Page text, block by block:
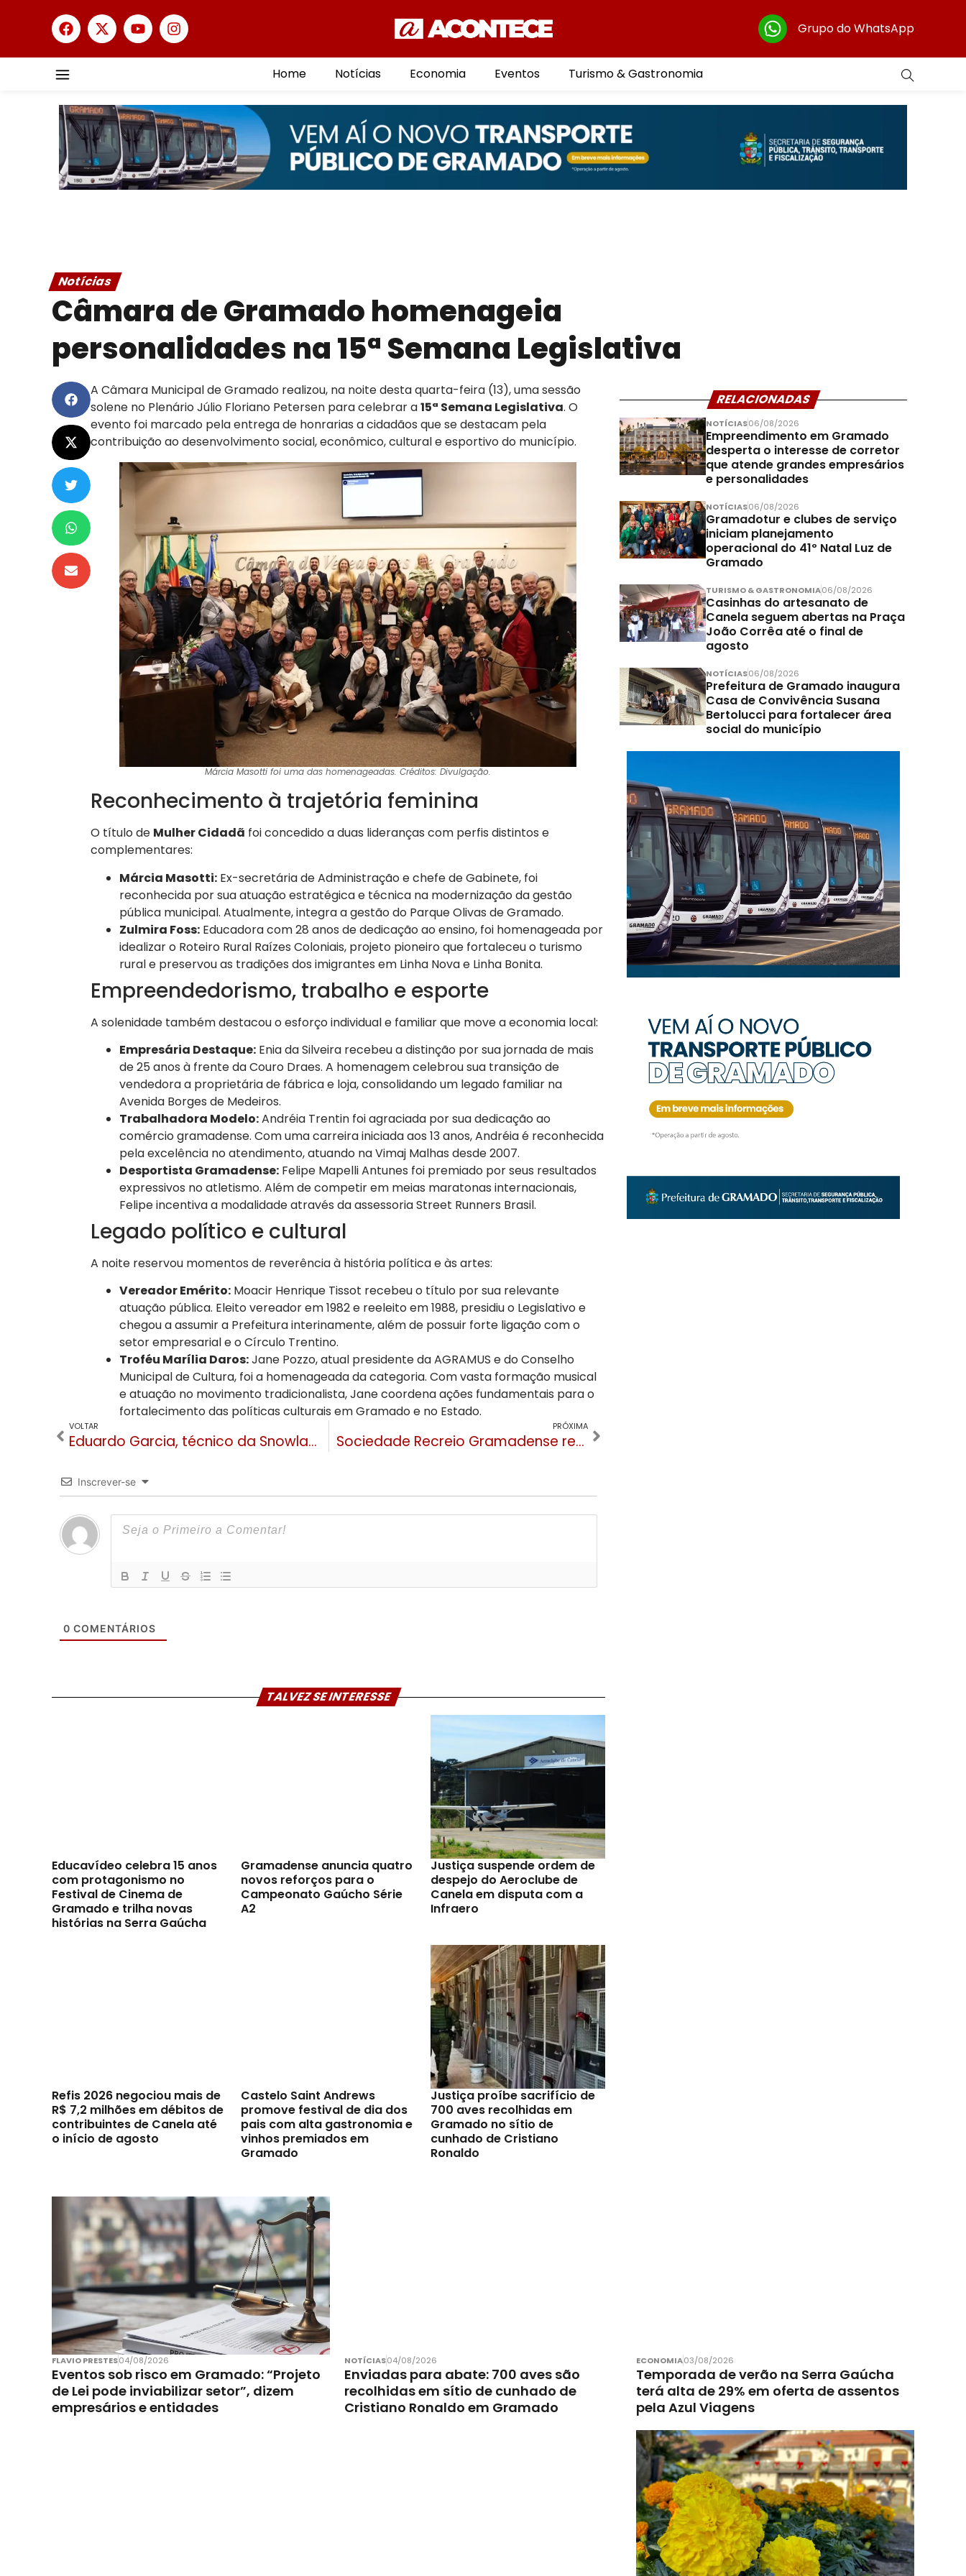
Grupo do WhatsApp
Home Notícias Economia Eventos Turismo & Gastronomia
Notícias
Câmara de Gramado homenageia
personalidades na 15ª Semana Legislativa
A Câmara Municipal de Gramado realizou, na noite desta quarta-feira (13), uma sessão
solene no Plenário Júlio Floriano Petersen para celebrar a15ª Semana Legislativa. O
evento foi marcado pela entrega de honrarias a cidadãos que se destacam pela
contribuição ao desenvolvimento social, econômico, cultural e esportivo do município.
Márcia Masotti foi uma das homenageadas. Créditos: Divulgação.
Reconhecimento à trajetória feminina
O título de Mulher Cidadã foi concedido a duas lideranças com perfis distintos e
complementares:
Márcia Masotti:Ex-secretária de Administração e chefe de Gabinete, foi
reconhecida por sua atuação estratégica e técnica na modernização da gestão
pública municipal. Atualmente, integra a gestão do Parque Olivas de Gramado.
Zulmira Foss:Educadora com 28 anos de dedicação ao ensino, foi homenageada por
idealizar o Roteiro Rural Raízes Coloniais, projeto pioneiro que fortaleceu o turismo
rural e preservou as tradições dos imigrantes em Linha Nova e Linha Bonita.
Empreendedorismo, trabalho e esporte
A solenidade também destacou o esforço individual e familiar que move a economia local:
Empresária Destaque:Enia da Silveira recebeu a distinção por sua jornada de mais
de 25 anos à frente da Couro Draes. A homenagem celebrou sua transição de
vendedora a proprietária de fábrica e loja, consolidando um legado familiar na
Avenida Borges de Medeiros.
Trabalhadora Modelo:Andréia Trentin foi agraciada por sua dedicação ao
comércio gramadense. Com uma carreira iniciada aos 13 anos, Andréia é reconhecida
pela excelência no atendimento, atuando na Vimaj Malhas desde 2007.
Desportista Gramadense:Felipe Mapelli Antunes foi premiado por seus resultados
expressivos no atletismo. Além de competir em meias maratonas internacionais,
Felipe incentiva a modalidade através da assessoria Street Runners Brasil.
Legado político e cultural
A noite reservou momentos de reverência à história política e às artes:
Vereador Emérito:Moacir Henrique Tissot recebeu o título por sua relevante
atuação pública. Eleito vereador em 1982 e reeleito em 1988, presidiu o Legislativo e
chegou a assumir a Prefeitura interinamente, além de possuir forte ligação com o
setor empresarial e o Círculo Trentino.
Troféu Marília Daros:Jane Pozzo, atual presidente da AGRAMUS e do Conselho
Municipal de Cultura, foi a homenageada da categoria. Com vasta formação musical
e atuação no movimento tradicionalista, Jane coordena ações fundamentais para o
fortalecimento das políticas culturais em Gramado e no Estado.
VOLTAR
Eduardo Garcia, técnico da Snowland Academy, representará o Brasil no Impact Summit 2026 nos EUA
PRÓXIMA
Sociedade Recreio Gramadense resgata tradição e volta a promover Baile de Debutantes após 30 anos
Inscrever-se
0 COMENTÁRIOS
TALVEZ SE INTERESSE
Educavídeo celebra 15 anos
com protagonismo no
Festival de Cinema de
Gramado e trilha novas
histórias na Serra Gaúcha
Gramadense anuncia quatro
novos reforços para o
Campeonato Gaúcho Série
A2
Justiça suspende ordem de
despejo do Aeroclube de
Canela em disputa com a
Infraero
Refis 2026 negociou mais de
R$ 7,2 milhões em débitos de
contribuintes de Canela até
o início de agosto
Castelo Saint Andrews
promove festival de dia dos
pais com alta gastronomia e
vinhos premiados em
Gramado
Justiça proíbe sacrifício de
700 aves recolhidas em
Gramado no sítio de
cunhado de Cristiano
Ronaldo
RELACIONADAS
NOTÍCIAS06/08/2026
Empreendimento em Gramado
desperta o interesse de corretor
que atende grandes empresários
e personalidades
NOTÍCIAS06/08/2026
Gramadotur e clubes de serviço
iniciam planejamento
operacional do 41º Natal Luz de
Gramado
TURISMO & GASTRONOMIA06/08/2026
Casinhas do artesanato de
Canela seguem abertas na Praça
João Corrêa até o final de
agosto
NOTÍCIAS06/08/2026
Prefeitura de Gramado inaugura
Casa de Convivência Susana
Bertolucci para fortalecer área
social do município
FLAVIO PRESTES04/08/2026
Eventos sob risco em Gramado: “Projeto
de Lei pode inviabilizar setor”, dizem
empresários e entidades
NOTÍCIAS04/08/2026
Enviadas para abate: 700 aves são
recolhidas em sítio de cunhado de
Cristiano Ronaldo em Gramado
ECONOMIA03/08/2026
Temporada de verão na Serra Gaúcha
terá alta de 29% em oferta de assentos
pela Azul Viagens